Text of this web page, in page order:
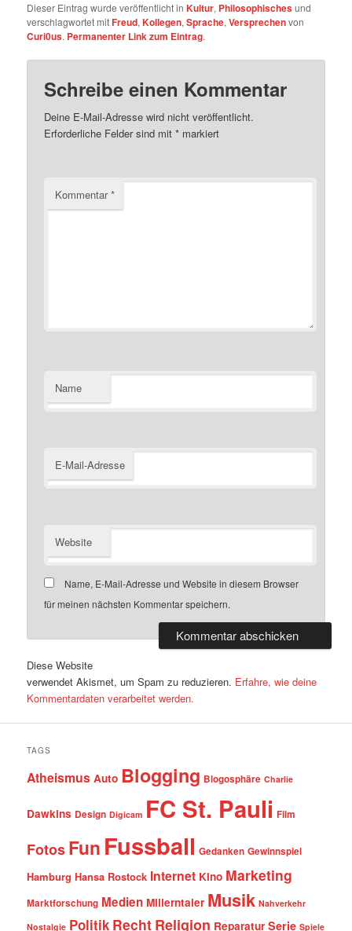
Dieser Eintrag wurde veröffentlicht inKultur, Philosophischesund
verschlagwortet mitFreud,Kollegen,Sprache,Versprechenvon
Curi0us. Permanenter Link zum Eintrag.
Schreibe einen Kommentar
Deine E-Mail-Adresse wird nicht veröffentlicht.
Erforderliche Felder sind mit* markiert
Kommentar*
Name
E-Mail-Adresse
Website
Name, E-Mail-Adresse und Website in diesem Browser
für meinen nächsten Kommentar speichern.
Diese Website
verwendet Akismet, um Spam zu reduzieren. Erfahre, wie deine
Kommentardaten verarbeitet werden.
TAGS
Atheismus Auto Blogging Blogosphäre Charlie
Dawkins Design Digicam FC St. Pauli Film
FotosFun Fussball Gedanken Gewinnspiel
Hamburg Hansa Rostock Internet Kino Marketing
Marktforschung Medien Millerntaler Musik Nahverkehr
Nostalgie Politik Recht Religion Reparatur Serie Spiele